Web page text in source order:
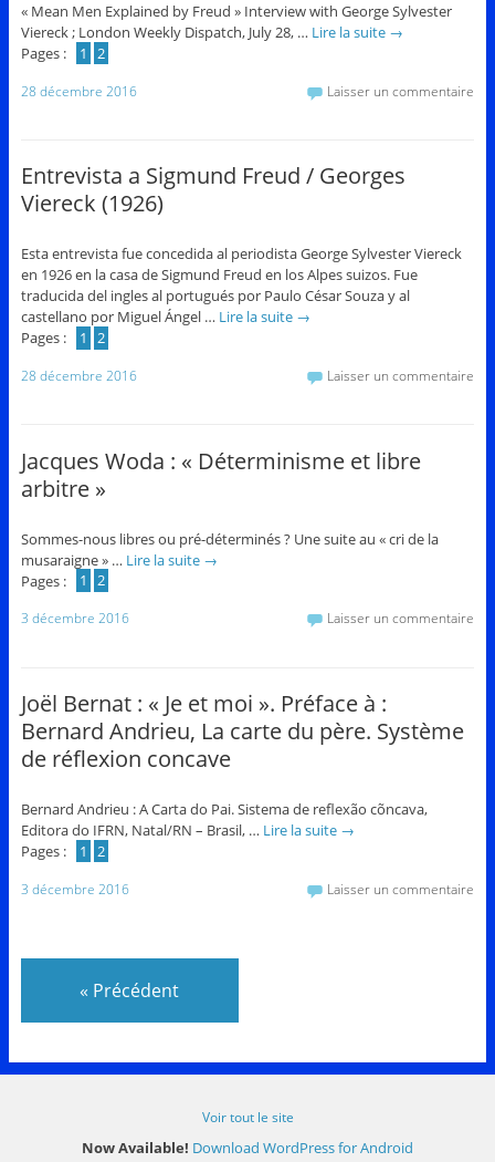
« Mean Men Explained by Freud » Interview with George Sylvester
Viereck ; London Weekly Dispatch, July 28, … Lire la suite →
Pages :
1 2
28 décembre 2016 Laisser un commentaire
Entrevista a Sigmund Freud / Georges
Viereck (1926)
Esta entrevista fue concedida al periodista George Sylvester Viereck
en 1926 en la casa de Sigmund Freud en los Alpes suizos. Fue
traducida del ingles al portugués por Paulo César Souza y al
castellano por Miguel Ángel … Lire la suite →
Pages :
1 2
28 décembre 2016 Laisser un commentaire
Jacques Woda : « Déterminisme et libre
arbitre »
Sommes-nous libres ou pré-déterminés ? Une suite au « cri de la
musaraigne » … Lire la suite →
Pages :
1 2
3 décembre 2016 Laisser un commentaire
Joël Bernat : « Je et moi ». Préface à :
Bernard Andrieu, La carte du père. Système
de réflexion concave
Bernard Andrieu : A Carta do Pai. Sistema de reflexão cõncava,
Editora do IFRN, Natal/RN – Brasil, … Lire la suite →
Pages :
1 2
3 décembre 2016 Laisser un commentaire
« Précédent
Voir tout le site
Now Available! Download WordPress for Android